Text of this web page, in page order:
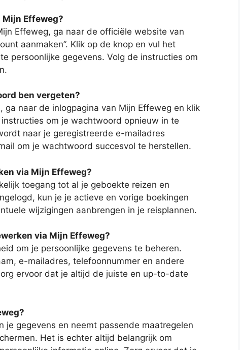
Mijn Effeweg?
Effeweg, ga naar de officiële website van
aanmaken”. Klik op de knop en vul het
persoonlijke gegevens. Volg de instructies om
ben vergeten?
naar de inlogpagina van Mijn Effeweg en klik
instructies om je wachtwoord opnieuw in te
naar je geregistreerde e-mailadres
om je wachtwoord succesvol te herstellen.
via Mijn Effeweg?
toegang tot al je geboekte reizen en
kun je je actieve en vorige boekingen
wijzigingen aanbrengen in je reisplannen.
via Mijn Effeweg?
om je persoonlijke gegevens te beheren.
e-mailadres, telefoonnummer en andere
ervoor dat je altijd de juiste en up-to-date
je gegevens en neemt passende maatregelen
Het is echter altijd belangrijk om